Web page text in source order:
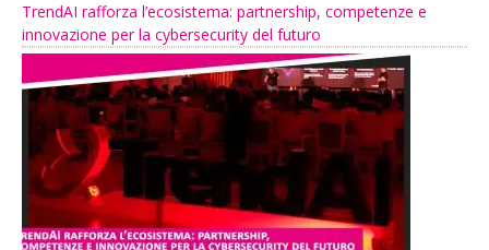
TrendAI rafforza l’ecosistema: partnership, competenze e
innovazione per la cybersecurity del futuro